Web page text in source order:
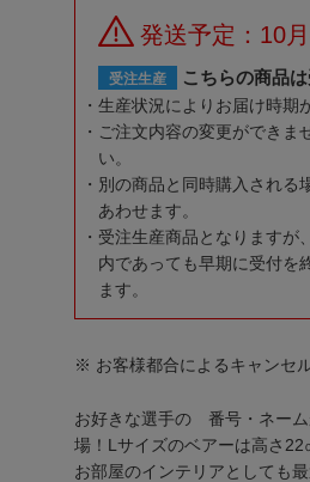
発送予定：10
受注生産 こちらの商品
生産状況によりお届け時期
ご注文内容の変更ができま
い。
別の商品と同時購入される
あわせます。
受注生産商品となりますが
内であっても早期に受付を
ます。
※ お客様都合によるキャンセ
お好きな選手の 番号・ネー
場！Lサイズのベアーは高さ22
お部屋のインテリアとしても